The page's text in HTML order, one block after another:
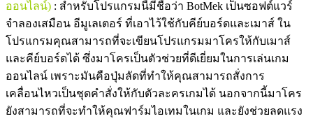
ออนไลน์) : สำหรับโปรแกรมนี้มีชื่อว่า BotMek เป็นซอฟต์แวร์
จำลองเสมือน อีมูเลเตอร์ ที่เอาไว้ใช้กับคีย์บอร์ดและเมาส์ ใน
โปรแกรมคุณสามารถที่จะเขียนโปรแกรมมาโครให้กับเมาส์
และคีย์บอร์ดได้ ซึ่งมาโครเป็นตัวช่วยที่ดีเยี่ยมในการเล่นเกม
ออนไลน์ เพราะมันคือปุ่มลัดที่ทำให้คุณสามารถสั่งการ
เคลื่อนไหวเป็นชุดคำสั่งให้กับตัวละครเกมได้ นอกจากนี้มาโคร
ยังสามารถที่จะทำให้คุณฟาร์มไอเทมในเกม และยังช่วยลดแรง